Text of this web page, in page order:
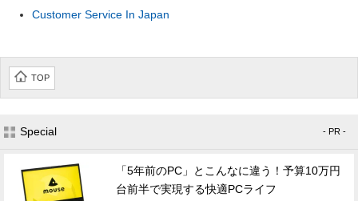
Customer Service In Japan
TOP
Special - PR -
「5年前のPC」とこんなに違う！予算10万円
台前半で実現する快適PCライフ